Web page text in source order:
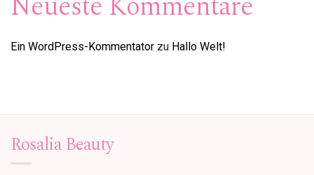
Ein WordPress-Kommentator zu Hallo Welt!
Rosalia Beauty